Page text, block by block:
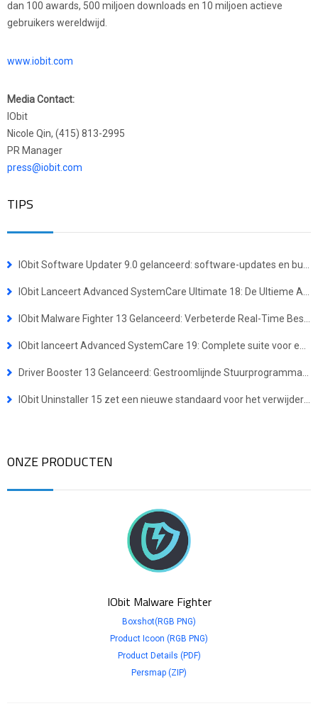
dan 100 awards, 500 miljoen downloads en 10 miljoen actieve
gebruikers wereldwijd.
www.iobit.com
Media Contact:
IObit
Nicole Qin, (415) 813-2995
PR Manager
press@iobit.com
TIPS
ONZE PRODUCTEN
IObit Malware Fighter
Boxshot(RGB PNG)
Product Icoon (RGB PNG)
Product Details (PDF)
Persmap (ZIP)